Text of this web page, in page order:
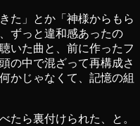
た」とか「神様からもら
ずっと違和感あったの
いた曲と、前に作ったフ
の中で混ざって再構成さ
かじゃなくて、記憶の組
たら裏付けられた、と。